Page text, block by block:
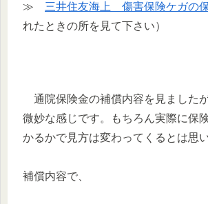
≫ 三井住友海上 傷害保険ケガの
れたときの所を見て下さい）
通院保険金の補償内容を見ました
微妙な感じです。もちろん実際に保
かるかで見方は変わってくるとは思
補償内容で、